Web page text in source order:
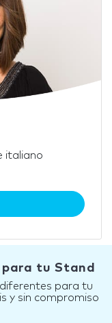
italiano
para tu Stand
para tu
y sin compromiso